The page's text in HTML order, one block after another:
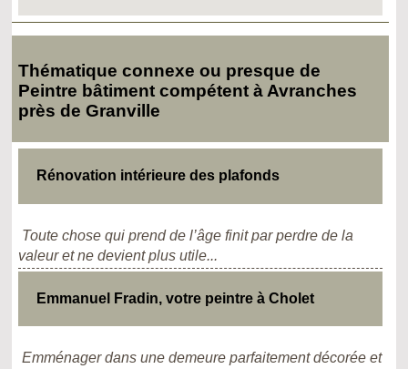
Thématique connexe ou presque de
Peintre bâtiment compétent à Avranches
près de Granville
Rénovation intérieure des plafonds
Toute chose qui prend de l’âge finit par perdre de la
valeur et ne devient plus utile...
Emmanuel Fradin, votre peintre à Cholet
Emménager dans une demeure parfaitement décorée et